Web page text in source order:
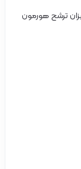
ترشح هورمون